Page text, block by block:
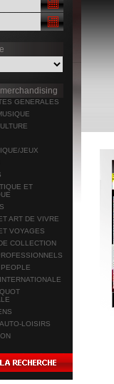
GENERALES
JEUX
ET
ART DE VIVRE
VOYAGES
COLLECTION
LOISIRS